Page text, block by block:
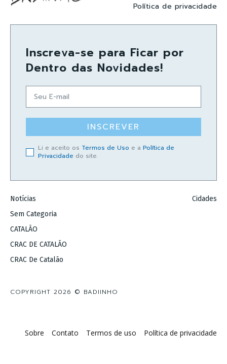
Política de privacidade
Inscreva-se para Ficar por
Dentro das Novidades!
INSCREVER
Li e aceito os Termos de Uso e a Política de
Privacidade do site.
Notícias
Sem Categoria
CATALÃO
CRAC DE CATALÃO
CRAC De Catalão
Cidades
COPYRIGHT 2026 © BADIINHO
Sobre Contato Termos de uso Política de privacidade